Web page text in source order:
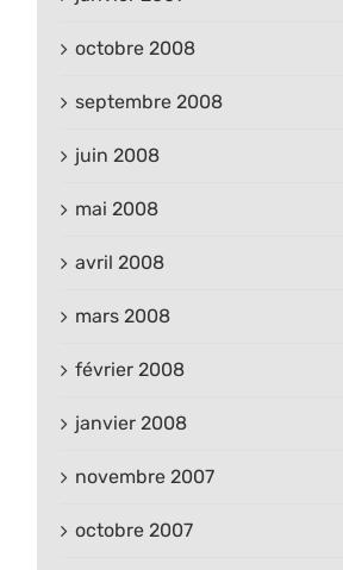
octobre 2008
septembre 2008
juin 2008
mai 2008
avril 2008
mars 2008
février 2008
janvier 2008
novembre 2007
octobre 2007